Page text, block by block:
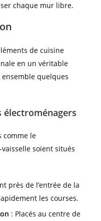
chaque mur libre.
de cuisine
en un véritable
quelques
électroménagers
comme le
soient situés
près de l’entrée de la
les courses.
: Placés au centre de